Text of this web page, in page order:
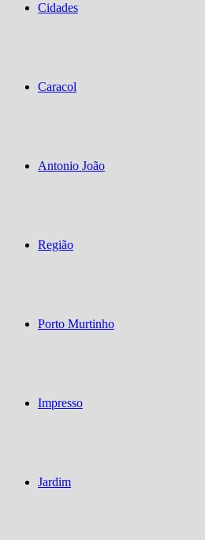
Cidades
Caracol
Antonio João
Região
Porto Murtinho
Impresso
Jardim